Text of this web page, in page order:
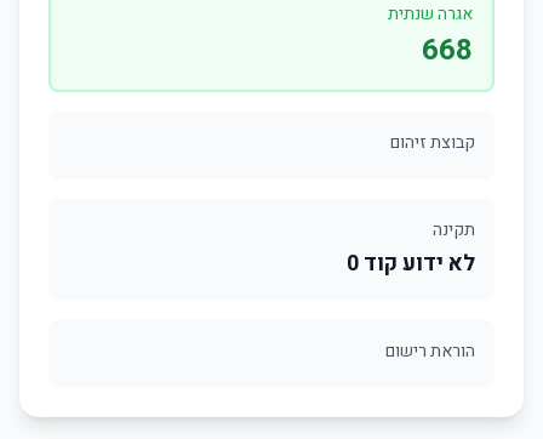
אגרה שנתית
668
קבוצת זיהום
תקינה
לא ידוע קוד 0
הוראת רישום